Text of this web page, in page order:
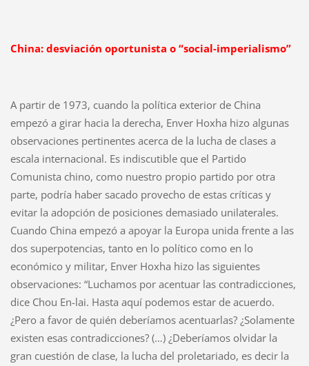
China: desviación oportunista o “social-imperialismo”
A partir de 1973, cuando la política exterior de China
empezó a girar hacia la derecha, Enver Hoxha hizo algunas
observaciones pertinentes acerca de la lucha de clases a
escala internacional. Es indiscutible que el Partido
Comunista chino, como nuestro propio partido por otra
parte, podría haber sacado provecho de estas críticas y
evitar la adopción de posiciones demasiado unilaterales.
Cuando China empezó a apoyar la Europa unida frente a las
dos superpotencias, tanto en lo político como en lo
económico y militar, Enver Hoxha hizo las siguientes
observaciones: “Luchamos por acentuar las contradicciones,
dice Chou En-lai. Hasta aquí podemos estar de acuerdo.
¿Pero a favor de quién deberíamos acentuarlas? ¿Solamente
existen esas contradicciones? (…) ¿Deberíamos olvidar la
gran cuestión de clase, la lucha del proletariado, es decir la